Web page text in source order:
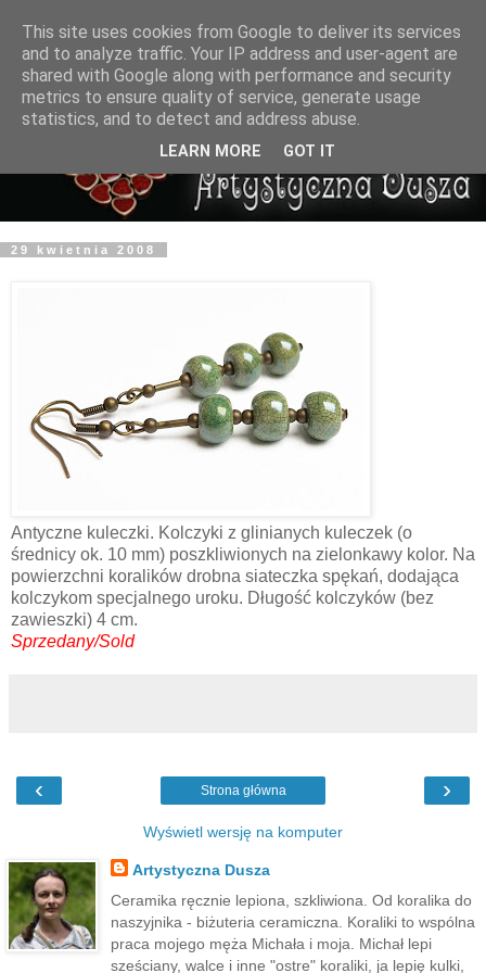
29 kwietnia 2008
Antyczne kuleczki. Kolczyki z glinianych kuleczek (o
średnicy ok. 10 mm) poszkliwionych na zielonkawy kolor. Na
powierzchni koralików drobna siateczka spękań, dodająca
kolczykom specjalnego uroku. Długość kolczyków (bez
zawieszki) 4 cm.
Sprzedany/Sold
‹ ›
Strona główna
Wyświetl wersję na komputer
Artystyczna Dusza
Ceramika ręcznie lepiona, szkliwiona. Od koralika do
naszyjnika - biżuteria ceramiczna. Koraliki to wspólna
praca mojego męża Michała i moja. Michał lepi
sześciany, walce i inne "ostre" koraliki, ja lepię kulki,
This site uses cookies from Google to deliver its services
and to analyze traffic. Your IP address and user-agent are
shared with Google along with performance and security
metrics to ensure quality of service, generate usage
statistics, and to detect and address abuse.
LEARN MORE GOT IT